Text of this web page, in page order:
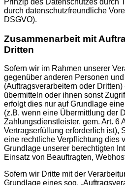
Prinzip des Datenschutzes durch
durch datenschutzfreundliche
DSGVO).
Zusammenarbeit mit
Dritten
Sofern wir im Rahmen unserer
gegenüber anderen Personen
(Auftragsverarbeitern oder
übermitteln oder ihnen sonst
erfolgt dies nur auf Grundlage
(z.B. wenn eine Übermittlung der
Zahlungsdienstleister, gem. Art. 6
Vertragserfüllung erforderlich ist),
eine rechtliche Verpflichtung dies
Grundlage unserer berechtigten
Einsatz von Beauftragten,
Sofern wir Dritte mit der
Grundlage eines sog.